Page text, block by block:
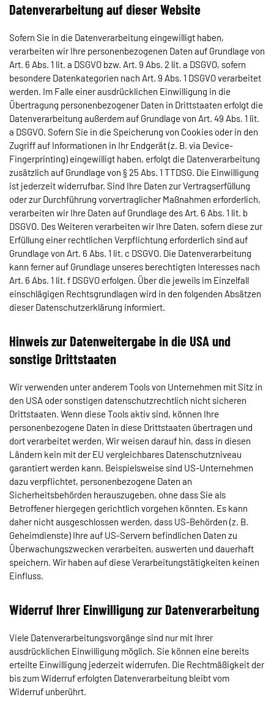
Datenverarbeitung auf dieser Website
Sofern Sie in die Datenverarbeitung eingewilligt haben,
verarbeiten wir Ihre personenbezogenen Daten auf Grundlage von
Art. 6 Abs. 1 lit. a DSGVO bzw. Art. 9 Abs. 2 lit. a DSGVO, sofern
besondere Datenkategorien nach Art. 9 Abs. 1 DSGVO verarbeitet
werden. Im Falle einer ausdrücklichen Einwilligung in die
Übertragung personenbezogener Daten in Drittstaaten erfolgt die
Datenverarbeitung außerdem auf Grundlage von Art. 49 Abs. 1 lit.
a DSGVO. Sofern Sie in die Speicherung von Cookies oder in den
Zugriff auf Informationen in Ihr Endgerät (z. B. via Device-
Fingerprinting) eingewilligt haben, erfolgt die Datenverarbeitung
zusätzlich auf Grundlage von § 25 Abs. 1 TTDSG. Die Einwilligung
ist jederzeit widerrufbar. Sind Ihre Daten zur Vertragserfüllung
oder zur Durchführung vorvertraglicher Maßnahmen erforderlich,
verarbeiten wir Ihre Daten auf Grundlage des Art. 6 Abs. 1 lit. b
DSGVO. Des Weiteren verarbeiten wir Ihre Daten, sofern diese zur
Erfüllung einer rechtlichen Verpflichtung erforderlich sind auf
Grundlage von Art. 6 Abs. 1 lit. c DSGVO. Die Datenverarbeitung
kann ferner auf Grundlage unseres berechtigten Interesses nach
Art. 6 Abs. 1 lit. f DSGVO erfolgen. Über die jeweils im Einzelfall
einschlägigen Rechtsgrundlagen wird in den folgenden Absätzen
dieser Datenschutzerklärung informiert.
Hinweis zur Datenweitergabe in die USA und
sonstige Drittstaaten
Wir verwenden unter anderem Tools von Unternehmen mit Sitz in
den USA oder sonstigen datenschutzrechtlich nicht sicheren
Drittstaaten. Wenn diese Tools aktiv sind, können Ihre
personenbezogene Daten in diese Drittstaaten übertragen und
dort verarbeitet werden. Wir weisen darauf hin, dass in diesen
Ländern kein mit der EU vergleichbares Datenschutzniveau
garantiert werden kann. Beispielsweise sind US-Unternehmen
dazu verpflichtet, personenbezogene Daten an
Sicherheitsbehörden herauszugeben, ohne dass Sie als
Betroffener hiergegen gerichtlich vorgehen könnten. Es kann
daher nicht ausgeschlossen werden, dass US-Behörden (z. B.
Geheimdienste) Ihre auf US-Servern befindlichen Daten zu
Überwachungszwecken verarbeiten, auswerten und dauerhaft
speichern. Wir haben auf diese Verarbeitungstätigkeiten keinen
Einfluss.
Widerruf Ihrer Einwilligung zur Datenverarbeitung
Viele Datenverarbeitungsvorgänge sind nur mit Ihrer
ausdrücklichen Einwilligung möglich. Sie können eine bereits
erteilte Einwilligung jederzeit widerrufen. Die Rechtmäßigkeit der
bis zum Widerruf erfolgten Datenverarbeitung bleibt vom
Widerruf unberührt.